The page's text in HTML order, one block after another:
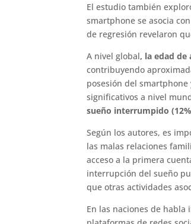
El estudio también
smartphone se asocia
de regresión revelaron
A nivel global, la edad de
contribuyendo
posesión del
significativos a nivel
sueño interrumpido
Según los autores, es
las malas relaciones
acceso a la primera
interrupción del sueño
que otras actividades
En las naciones de habla